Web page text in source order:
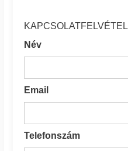
KAPCSOLATFELVÉTEL
Név
Email
Telefonszám